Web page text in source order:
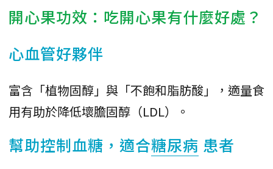
開心果功效：吃開心果有什麼好處？
心血管好夥伴
富含「植物固醇」與「不飽和脂肪酸」，適量食
用有助於降低壞膽固醇（LDL）。
幫助控制血糖，適合糖尿病 患者